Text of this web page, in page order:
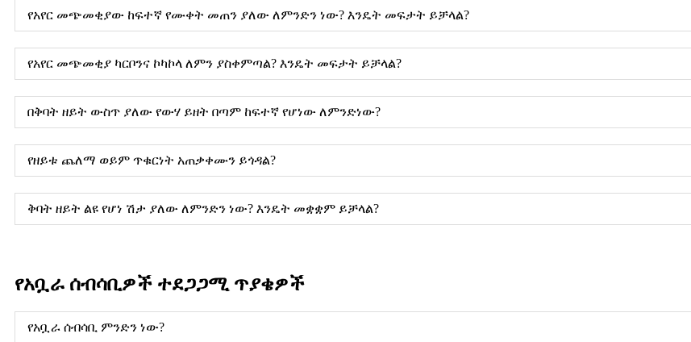
የአየር መጭመቂያው ከፍተኛ የሙቀት መጠን ያለው ለምንድን ነው? እንዴት መፍታት ይቻላል?
የአየር መጭመቂያ ካርቦንና ኮካኮላ ለምን ያስቀምጣል? እንዴት መፍታት ይቻላል?
በቅባት ዘይት ውስጥ ያለው የውሃ ይዘት በጣም ከፍተኛ የሆነው ለምንድነው?
የዘይቱ ጨለማ ወይም ጥቁርነት አጠቃቀሙን ይጎዳል?
ቅባት ዘይት ልዩ የሆነ ሽታ ያለው ለምንድን ነው? እንዴት መቋቋም ይቻላል?
የአቧራ ሰብሳቢዎች ተደጋጋሚ ጥያቄዎች
የአቧራ ሰብሳቢ ምንድን ነው?